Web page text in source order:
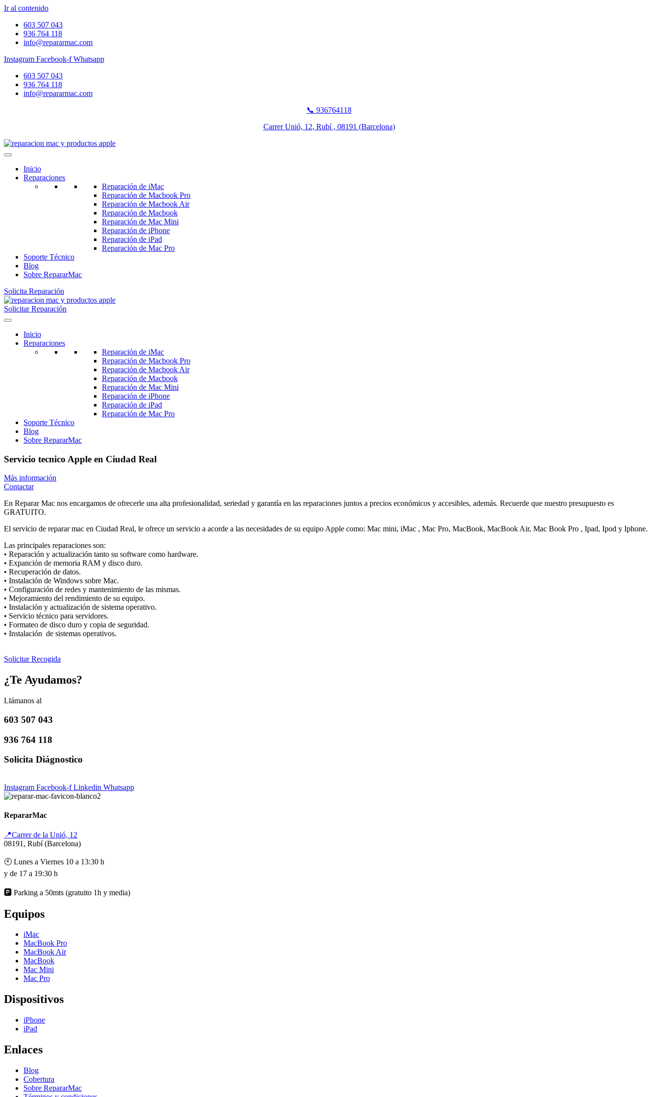
Ir al contenido
603 507 043
936 764 118
info@repararmac.com
Instagram Facebook-f Whatsapp
603 507 043
936 764 118
info@repararmac.com
📞 936764118
Carrer Unió, 12, Rubí , 08191 (Barcelona)
Inicio
Reparaciones
Reparación de iMac
Reparación de Macbook Pro
Reparación de Macbook Air
Reparación de Macbook
Reparación de Mac Mini
Reparación de iPhone
Reparación de iPad
Reparación de Mac Pro
Soporte Técnico
Blog
Sobre RepararMac
Solicita Reparación
Solicitar Reparación
Inicio
Reparaciones
Reparación de iMac
Reparación de Macbook Pro
Reparación de Macbook Air
Reparación de Macbook
Reparación de Mac Mini
Reparación de iPhone
Reparación de iPad
Reparación de Mac Pro
Soporte Técnico
Blog
Sobre RepararMac
Servicio tecnico Apple en Ciudad Real
Más información
Contactar
En Reparar Mac nos encargamos de ofrecerle una alta profesionalidad, seriedad y garantía en las reparaciones juntos a precios económicos y accesibles, además. Recuerde que nuestro presupuesto es
GRATUITO.
El servicio de reparar mac en Ciudad Real, le ofrece un servicio a acorde a las necesidades de su equipo Apple como: Mac mini, iMac , Mac Pro, MacBook, MacBook Air, Mac Book Pro , Ipad, Ipod y Iphone.
Las principales reparaciones son:
• Reparación y actualización tanto su software como hardware.
• Expanción de memoria RAM y disco duro.
• Recuperación de datos.
• Instalación de Windows sobre Mac.
• Configuración de redes y mantenimiento de las mismas.
• Mejoramiento del rendimiento de su equipo.
• Instalación y actualización de sistema operativo.
• Servicio técnico para servidores.
• Formateo de disco duro y copia de seguridad.
• Instalación de sistemas operativos.
Solicitar Recogida
¿Te Ayudamos?
Llámanos al
603 507 043
936 764 118
Solicita Diágnostico
Instagram Facebook-f Linkedin Whatsapp
RepararMac
📍Carrer de la Unió, 12
08191, Rubí (Barcelona)
🕙 Lunes a Viernes 10 a 13:30 h
y de 17 a 19:30 h
🅿️ Parking a 50mts (gratuito 1h y media)
Equipos
iMac
MacBook Pro
MacBook Air
MacBook
Mac Mini
Mac Pro
Dispositivos
iPhone
iPad
Enlaces
Blog
Cobertura
Sobre RepararMac